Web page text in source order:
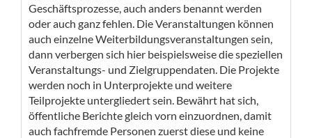
Geschäftsprozesse, auch anders benannt werden
oder auch ganz fehlen. Die Veranstaltungen können
auch einzelne Weiterbildungsveranstaltungen sein,
dann verbergen sich hier beispielsweise die speziellen
Veranstaltungs- und Zielgruppendaten. Die Projekte
werden noch in Unterprojekte und weitere
Teilprojekte untergliedert sein. Bewährt hat sich,
öffentliche Berichte gleich vorn einzuordnen, damit
auch fachfremde Personen zuerst diese und keine